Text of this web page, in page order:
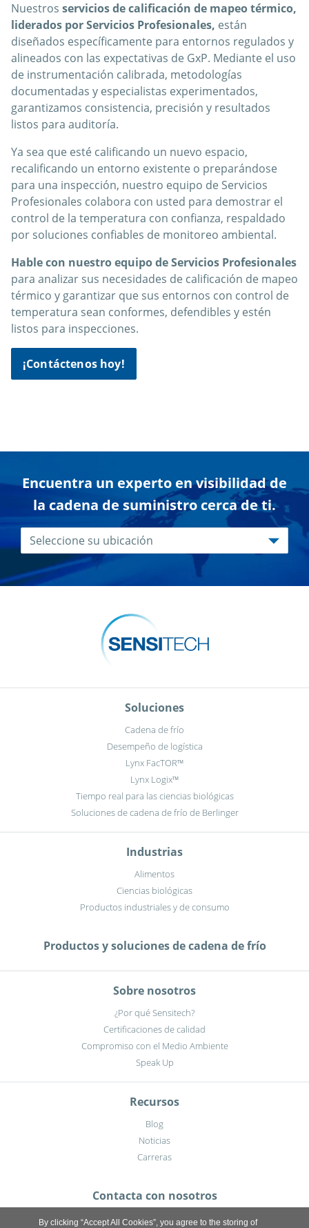
Nuestros servicios de calificación de mapeo térmico,
liderados por Servicios Profesionales, están
diseñados específicamente para entornos regulados y
alineados con las expectativas de GxP. Mediante el uso
de instrumentación calibrada, metodologías
documentadas y especialistas experimentados,
garantizamos consistencia, precisión y resultados
listos para auditoría.
Ya sea que esté calificando un nuevo espacio,
recalificando un entorno existente o preparándose
para una inspección, nuestro equipo de Servicios
Profesionales colabora con usted para demostrar el
control de la temperatura con confianza, respaldado
por soluciones confiables de monitoreo ambiental.
Hable con nuestro equipo de Servicios Profesionales
para analizar sus necesidades de calificación de mapeo
térmico y garantizar que sus entornos con control de
temperatura sean conformes, defendibles y estén
listos para inspecciones.
¡Contáctenos hoy!
Encuentra un experto en visibilidad de
la cadena de suministro cerca de ti.
Soluciones
Cadena de frío
Desempeño de logística
Lynx FacTOR™
Lynx Logix™
Tiempo real para las ciencias biológicas
Soluciones de cadena de frío de Berlinger
Industrias
Alimentos
Ciencias biológicas
Productos industriales y de consumo
Productos y soluciones de cadena de frío
Sobre nosotros
¿Por qué Sensitech?
Certificaciones de calidad
Compromiso con el Medio Ambiente
Speak Up
Recursos
Blog
Noticias
Carreras
Contacta con nosotros
By clicking “Accept All Cookies”, you agree to the storing of